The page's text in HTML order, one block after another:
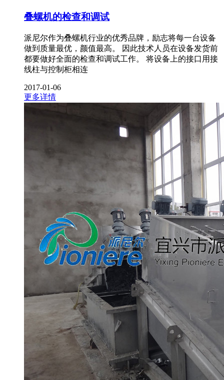
叠螺机的检查和调试
派尼尔作为叠螺机行业的优秀品牌，励志将每一台设备
做到质量最优，颜值最高。 因此技术人员在设备发货前
都要做好全面的检查和调试工作。 将设备上的接口用接
线柱与控制柜相连
2017-01-06
更多详情